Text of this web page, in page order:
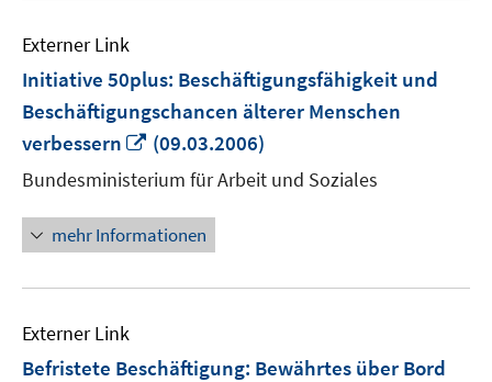
Externer Link
Initiative 50plus: Beschäftigungsfähigkeit und
Beschäftigungschancen älterer Menschen
verbessern
In
neuem
Fenster
öffnen
(09.03.2006)
Bundesministerium für Arbeit und Soziales
mehr Informationen
Externer Link
Befristete Beschäftigung: Bewährtes über Bord